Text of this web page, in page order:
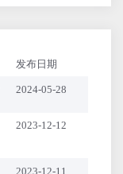
发布日期
2024-05-28
2023-12-12
2023-12-11